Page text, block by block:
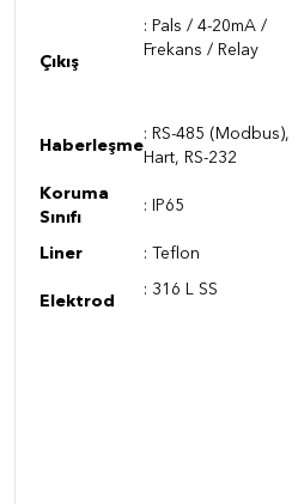
Çıkış
: Pals / 4-20mA /
Frekans / Relay
Haberleşme
: RS-485 (Modbus),
Hart, RS-232
Koruma
Sınıfı
: IP65
Liner : Teflon
Elektrod
: 316 L SS